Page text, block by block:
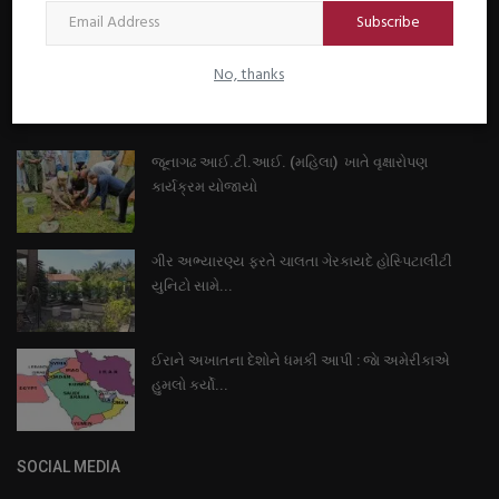
નાણાંકીય સમાચાર
રાશિફળ
ગુનાખોરી
બોલિવૂડ
સ્વાસ્થ્ય
Subscribe
No, thanks
જૂનાગઢ આઈ.ટી.આઈ. (મહિલા) ખાતે વૃક્ષારોપણ
કાર્યક્રમ યોજાયો
ગીર અભ્યારણ્ય ફરતે ચાલતા ગેરકાયદે હોસ્પિટાલીટી
યુનિટો સામે...
ઈરાને અખાતના દેશોને ધમકી આપી : જાે અમેરીકાએ
હુમલો કર્યો...
SOCIAL MEDIA